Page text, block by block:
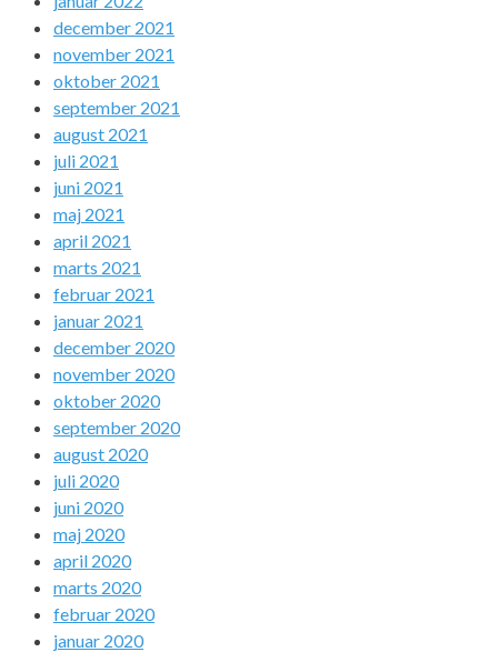
december 2021
november 2021
oktober 2021
september 2021
august 2021
juli 2021
juni 2021
maj 2021
april 2021
marts 2021
februar 2021
januar 2021
december 2020
november 2020
oktober 2020
september 2020
august 2020
juli 2020
juni 2020
maj 2020
april 2020
marts 2020
februar 2020
januar 2020